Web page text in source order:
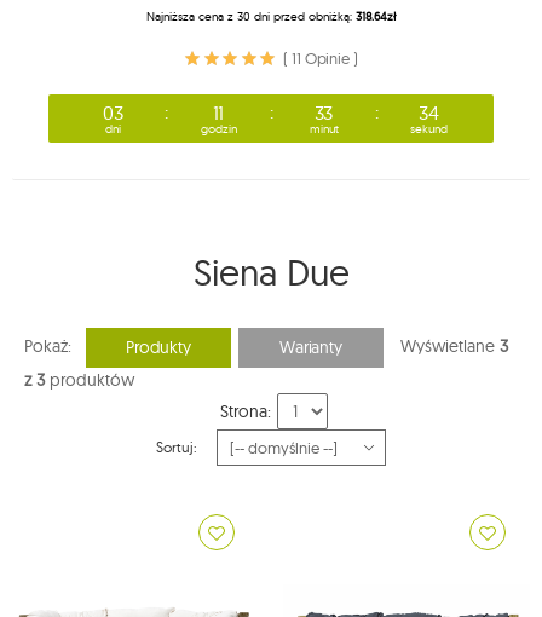
Najniższa cena z 30 dni przed obniżką: 318.64zł
( 11 Opinie )
03
dni
11
godzin
33
minut
33
sekund
Siena Due
Pokaż: Produkty Warianty Wyświetlane 3
z 3produktów
Strona:
Sortuj: